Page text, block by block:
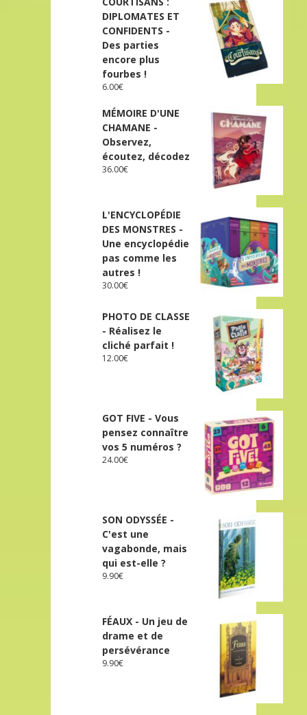
DIPLOMATES ET
CONFIDENTS -
Des parties
encore plus
fourbes !
6.00€
MÉMOIRE D'UNE
CHAMANE -
Observez,
écoutez, décodez
36.00€
L'ENCYCLOPÉDIE
DES MONSTRES -
Une encyclopédie
pas comme les
autres !
30.00€
PHOTO DE CLASSE
- Réalisez le
cliché parfait !
12.00€
GOT FIVE - Vous
pensez connaître
vos 5 numéros ?
24.00€
SON ODYSSÉE -
C'est une
vagabonde, mais
qui est-elle ?
9.90€
FÉAUX - Un jeu de
drame et de
persévérance
9.90€